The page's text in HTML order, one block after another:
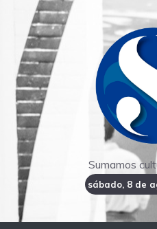
contenido
Sumamos
sábado, 8 de